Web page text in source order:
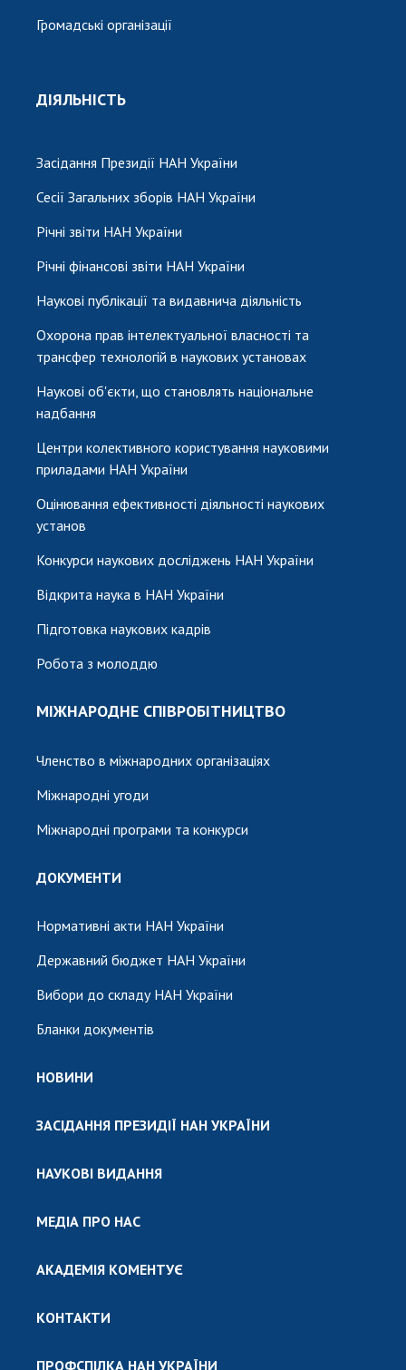
Громадські організації
ДІЯЛЬНІСТЬ
Засідання Президії НАН України
Сесії Загальних зборів НАН України
Річні звіти НАН України
Річні фінансові звіти НАН України
Наукові публікації та видавнича діяльність
Охорона прав інтелектуальної власності та
трансфер технологій в наукових установах
Наукові об'єкти, що становлять національне
надбання
Центри колективного користування науковими
приладами НАН України
Оцінювання ефективності діяльності наукових
установ
Конкурси наукових досліджень НАН України
Відкрита наука в НАН України
Підготовка наукових кадрів
Робота з молоддю
МІЖНАРОДНЕ СПІВРОБІТНИЦТВО
Членство в міжнародних організаціях
Міжнародні угоди
Міжнародні програми та конкурси
ДОКУМЕНТИ
Нормативні акти НАН України
Державний бюджет НАН України
Вибори до складу НАН України
Бланки документів
НОВИНИ
ЗАСІДАННЯ ПРЕЗИДІЇ НАН УКРАЇНИ
НАУКОВІ ВИДАННЯ
МЕДІА ПРО НАС
АКАДЕМІЯ КОМЕНТУЄ
КОНТАКТИ
ПРОФСПІЛКА НАН УКРАЇНИ